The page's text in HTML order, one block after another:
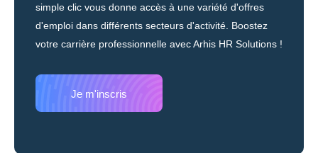
simple clic vous donne accès à une variété d'offres
d'emploi dans différents secteurs d'activité. Boostez
votre carrière professionnelle avec Arhis HR Solutions !
Je m'inscris